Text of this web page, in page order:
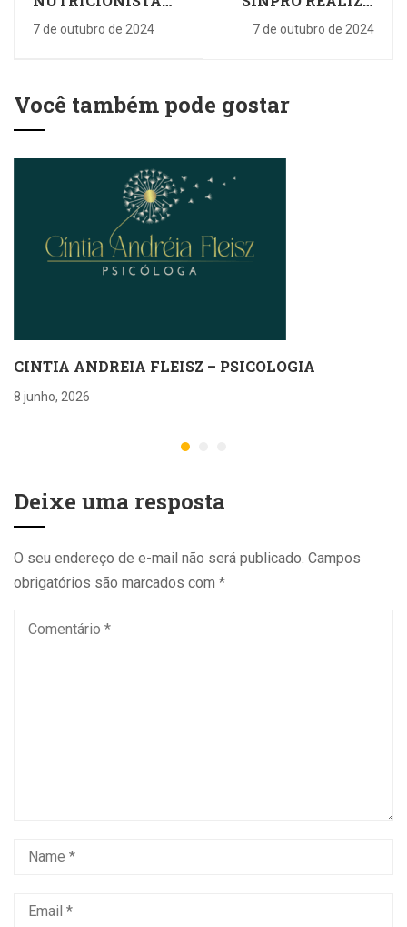
ANDRADE
7 de outubro de 2024
DIRETORIA NESTA
7 de outubro de 2024
Você também pode gostar
CINTIA ANDREIA FLEISZ – PSICOLOGIA
8 junho, 2026
Deixe uma resposta
O seu endereço de e-mail não será publicado. Campos
obrigatórios são marcados com *